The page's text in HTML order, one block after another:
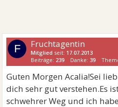
F Fruchtagentin
Mitglied seit: 17.07.2013
Beiträge: 239 Danke:39
Guten Morgen Acalia!Sei
dich sehr gut verstehen.Es
schwehrer Weg und ich